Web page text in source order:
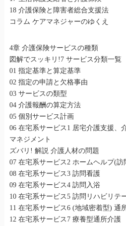
18 介護保険と障害者総合支援法
コラム ケアマネジャーのゆくえ
4章 介護保険サービスの種類
図解でスッキリ!7 サービス分類一覧
01 指定基準と算定基準
02 指定の申請と欠格事由
03 サービスの類型
04 介護報酬の算定方法
05 個別サービス計画
06 在宅系サービス1 居宅介護支援、
マネジメント
ズバリ! 解説 介護人材の問題
07 在宅系サービス2 ホームヘルプ(訪
08 在宅系サービス3 訪問看護
09 在宅系サービス4 訪問入浴
10 在宅系サービス5 訪問リハビリテ
11 在宅系サービス6 (地域密着型) 通
12 在宅系サービス7 療養型通所介護